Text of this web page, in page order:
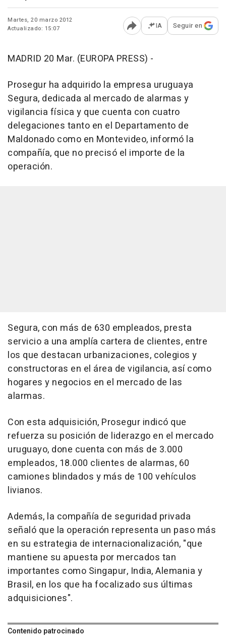
Martes, 20 marzo 2012
Actualizado: 15:07
Abrir opciones para
IA Seguir en
MADRID 20 Mar. (EUROPA PRESS) -
Prosegur ha adquirido la empresa uruguaya
Segura, dedicada al mercado de alarmas y
vigilancia física y que cuenta con cuatro
delegaciones tanto en el Departamento de
Maldonado como en Montevideo, informó la
compañía, que no precisó el importe de la
operación.
Segura, con más de 630 empleados, presta
servicio a una amplía cartera de clientes, entre
los que destacan urbanizaciones, colegios y
constructoras en el área de vigilancia, así como
hogares y negocios en el mercado de las
alarmas.
Con esta adquisición, Prosegur indicó que
refuerza su posición de liderazgo en el mercado
uruguayo, done cuenta con más de 3.000
empleados, 18.000 clientes de alarmas, 60
camiones blindados y más de 100 vehículos
livianos.
Además, la compañía de seguridad privada
señaló que la operación representa un paso más
en su estrategia de internacionalización, "que
mantiene su apuesta por mercados tan
importantes como Singapur, India, Alemania y
Brasil, en los que ha focalizado sus últimas
adquisiciones".
Contenido patrocinado